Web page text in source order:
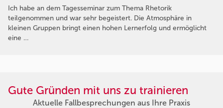
Ich habe an dem Tagesseminar zum Thema Rhetorik
teilgenommen und war sehr begeistert. Die Atmosphäre in
kleinen Gruppen bringt einen hohen Lernerfolg und ermöglicht
eine …
Gute Gründen mit uns zu trainieren
Aktuelle Fallbesprechungen aus Ihre Praxis